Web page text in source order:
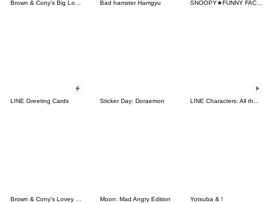
Bad hamster Hamgyu SNOOPY★FUNNY FACES
LINE Greeting Cards Sticker Day: Doraemon
Brown & Cony's Lovey Dovey Date Moon: Mad Angry Edition Yotsuba & !